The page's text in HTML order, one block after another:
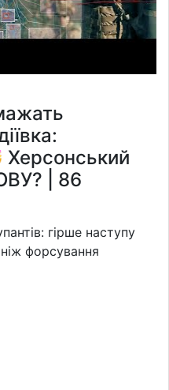
Херсонський
| 86
гірше наступу
форсування